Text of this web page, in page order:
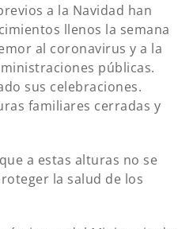
a la Navidad han
llenos la semana
al coronavirus y a la
públicas.
sus celebraciones.
familiares cerradas y
a estas alturas no se
la salud de los